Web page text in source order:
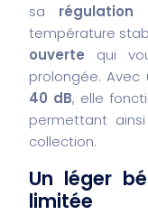
sa régulation
température
ouverte qui
prolongée. Avec
40 dB, elle
permettant
collection.
Un léger
limitée